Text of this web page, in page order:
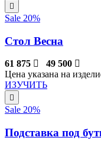
Sale 20%
Стол Весна
61 875
49 500
Цена указана на
ИЗУЧИТЬ
Sale 20%
Подставка под